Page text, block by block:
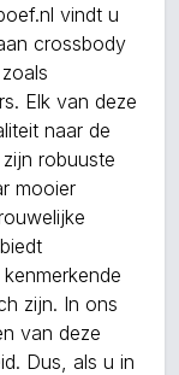
vindt u
crossbody
Elk van deze
naar de
robuuste
mooier
zijn. In ons
van deze
Dus, als u in